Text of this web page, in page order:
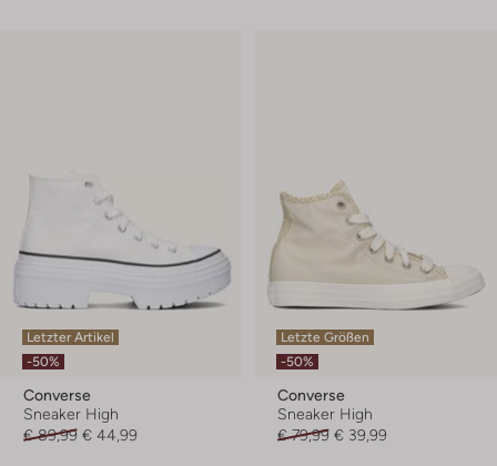
Letzter Artikel
-50%
Converse
Sneaker High
€ 89,99 € 44,99
Letzte Größen
-50%
Converse
Sneaker High
€ 79,99 € 39,99